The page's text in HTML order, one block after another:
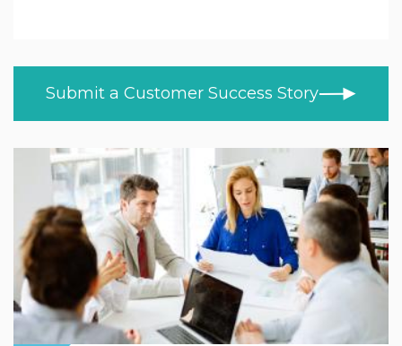
Retail
MOD/Government
Melizza Cuizon
Adam Kingshot
Jack Willson
Mark Tildesley
Gareth Middleton
Nick Barker
CUSTOMER STORIES
BLOG
LEARN AT HOME
PRODUCT NEWS
Submit a Customer Success Story